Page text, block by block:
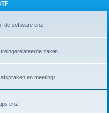
k
de software enz.
zaken.
en meetings.
enz.